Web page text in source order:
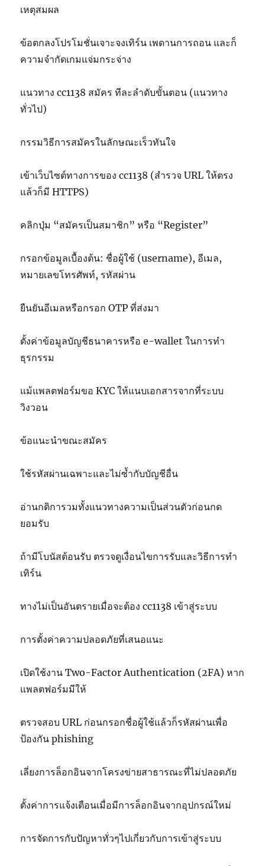
เหตุสมผล
ข้อตกลงโปรโมชั่นเจาะจงเทิร์น เพดานการถอน และก็
ความจำกัดเกมแจ่มกระจ่าง
แนวทาง cc1138 สมัคร ทีละลำดับขั้นตอน (แนวทาง
ทั่วไป)
กรรมวิธีการสมัครในลักษณะเร็วทันใจ
เข้าเว็บไซต์ทางการของ cc1138 (สำรวจ URL ให้ตรง
แล้วก็มี HTTPS)
คลิกปุ่ม “สมัครเป็นสมาชิก” หรือ “Register”
กรอกข้อมูลเบื้องต้น: ชื่อผู้ใช้ (username), อีเมล,
หมายเลขโทรศัพท์, รหัสผ่าน
ยืนยันอีเมลหรือกรอก OTP ที่ส่งมา
ตั้งค่าข้อมูลบัญชีธนาคารหรือ e-wallet ในการทำ
ธุรกรรม
แม้แพลตฟอร์มขอ KYC ให้แนบเอกสารจากที่ระบบ
วิงวอน
ข้อแนะนำขณะสมัคร
ใช้รหัสผ่านเฉพาะและไม่ซ้ำกับบัญชีอื่น
อ่านกติการวมทั้งแนวทางความเป็นส่วนตัวก่อนกด
ยอมรับ
ถ้ามีโบนัสต้อนรับ ตรวจดูเงื่อนไขการรับและวิธีการทำ
เทิร์น
ทางไม่เป็นอันตรายเมื่อจะต้อง cc1138 เข้าสู่ระบบ
การตั้งค่าความปลอดภัยที่เสนอแนะ
เปิดใช้งาน Two-Factor Authentication (2FA) หาก
แพลตฟอร์มมีให้
ตรวจสอบ URL ก่อนกรอกชื่อผู้ใช้แล้วก็รหัสผ่านเพื่อ
ป้องกัน phishing
เลี่ยงการล็อกอินจากโครงข่ายสาธารณะที่ไม่ปลอดภัย
ตั้งค่าการแจ้งเตือนเมื่อมีการล็อกอินจากอุปกรณ์ใหม่
การจัดการกับปัญหาทั่วๆไปเกี่ยวกับการเข้าสู่ระบบ